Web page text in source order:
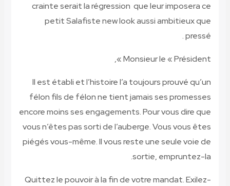
crainte
Il est
félon
encore
vous
piégés
Quittez